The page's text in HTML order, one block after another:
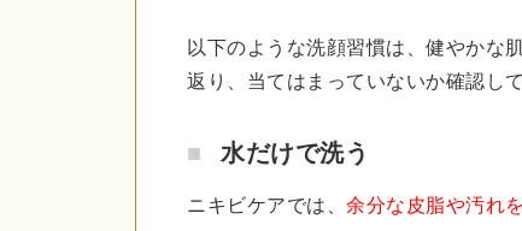
以下のような洗顔習慣は、健やかな
返り、当てはまっていないか確認し
水だけで洗う
ニキビケアでは、 余分な皮脂や汚れ